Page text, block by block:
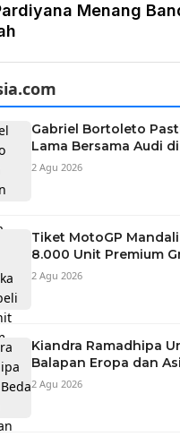
Menang
Gabriel Bortoleto
Lama Bersama Audi
2 Agu 2026
Tiket MotoGP
8.000 Unit Premium
2 Agu 2026
Kiandra Ramadhipa
Balapan Eropa dan
2 Agu 2026